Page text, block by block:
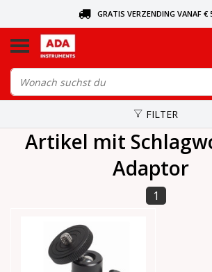
GRATIS VERZENDING VANAF €
VANDAAG BESTELD, VANDAAG
FILTER
Artikel mit
Adaptor
1